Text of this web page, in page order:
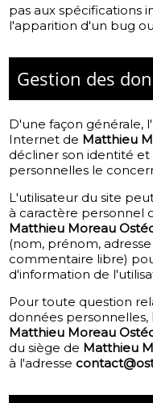
pas aux spécifications
l'apparition d'un bug
Gestion des
D'une façon générale,
Internet de Matthieu
décliner son identité
personnelles le
L'utilisateur du site
à caractère personnel
Matthieu Moreau
(nom, prénom,
commentaire libre)
d'information de
Pour toute question
données
Matthieu Moreau
du siège de Matthieu
à l'adresse